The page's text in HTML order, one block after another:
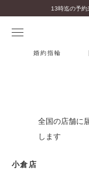
婚約指輪
全国の店舗に
します
小倉店